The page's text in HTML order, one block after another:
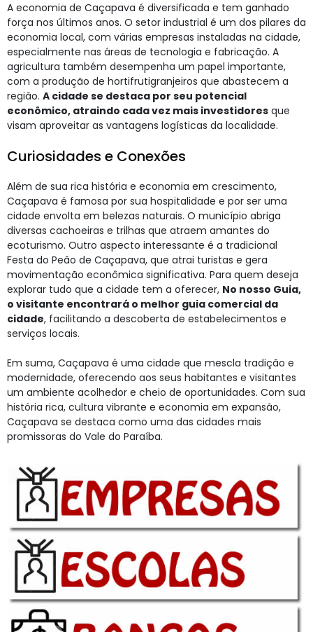
A economia de Caçapava é diversificada e tem ganhado
força nos últimos anos. O setor industrial é um dos pilares da
economia local, com várias empresas instaladas na cidade,
especialmente nas áreas de tecnologia e fabricação. A
agricultura também desempenha um papel importante,
com a produção de hortifrutigranjeiros que abastecem a
região. A cidade se destaca por seu potencial
econômico, atraindo cada vez mais investidores que
visam aproveitar as vantagens logísticas da localidade.
Curiosidades e Conexões
Além de sua rica história e economia em crescimento,
Caçapava é famosa por sua hospitalidade e por ser uma
cidade envolta em belezas naturais. O município abriga
diversas cachoeiras e trilhas que atraem amantes do
ecoturismo. Outro aspecto interessante é a tradicional
Festa do Peão de Caçapava, que atrai turistas e gera
movimentação econômica significativa. Para quem deseja
explorar tudo que a cidade tem a oferecer, No nosso Guia,
o visitante encontrará o melhor guia comercial da
cidade, facilitando a descoberta de estabelecimentos e
serviços locais.
Em suma, Caçapava é uma cidade que mescla tradição e
modernidade, oferecendo aos seus habitantes e visitantes
um ambiente acolhedor e cheio de oportunidades. Com sua
história rica, cultura vibrante e economia em expansão,
Caçapava se destaca como uma das cidades mais
promissoras do Vale do Paraíba.